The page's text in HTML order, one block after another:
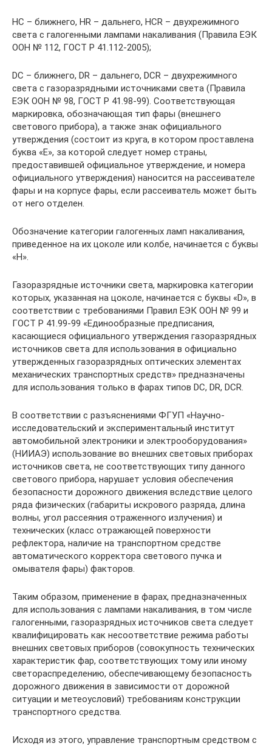
HС – ближнего, HR – дальнего, HСR – двухрежимного
света с галогенными лампами накаливания (Правила ЕЭК
ООН № 112, ГОСТ Р 41.112-2005);
DС – ближнего, DR – дальнего, DСR – двухрежимного
света с газоразрядными источниками света (Правила
ЕЭК ООН № 98, ГОСТ Р 41.98-99). Соответствующая
маркировка, обозначающая тип фары (внешнего
светового прибора), а также знак официального
утверждения (состоит из круга, в котором проставлена
буква «Е», за которой следует номер страны,
предоставившей официальное утверждение, и номера
официального утверждения) наносится на рассеивателе
фары и на корпусе фары, если рассеиватель может быть
от него отделен.
Обозначение категории галогенных ламп накаливания,
приведенное на их цоколе или колбе, начинается с буквы
«Н».
Газоразрядные источники света, маркировка категории
которых, указанная на цоколе, начинается с буквы «D», в
соответствии с требованиями Правил ЕЭК ООН № 99 и
ГОСТ Р 41.99-99 «Единообразные предписания,
касающиеся официального утверждения газоразрядных
источников света для использования в официально
утвержденных газоразрядных оптических элементах
механических транспортных средств» предназначены
для использования только в фарах типов DC, DR, DCR.
В соответствии с разъяснениями ФГУП «Научно-
исследовательский и экспериментальный институт
автомобильной электроники и электрооборудования»
(НИИАЭ) использование во внешних световых приборах
источников света, не соответствующих типу данного
светового прибора, нарушает условия обеспечения
безопасности дорожного движения вследствие целого
ряда физических (габариты искрового разряда, длина
волны, угол рассеяния отраженного излучения) и
технических (класс отражающей поверхности
рефлектора, наличие на транспортном средстве
автоматического корректора светового пучка и
омывателя фары) факторов.
Таким образом, применение в фарах, предназначенных
для использования с лампами накаливания, в том числе
галогенными, газоразрядных источников света следует
квалифицировать как несоответствие режима работы
внешних световых приборов (совокупность технических
характеристик фар, соответствующих тому или иному
светораспределению, обеспечивающему безопасность
дорожного движения в зависимости от дорожной
ситуации и метеоусловий) требованиям конструкции
транспортного средства.
Исходя из этого, управление транспортным средством с